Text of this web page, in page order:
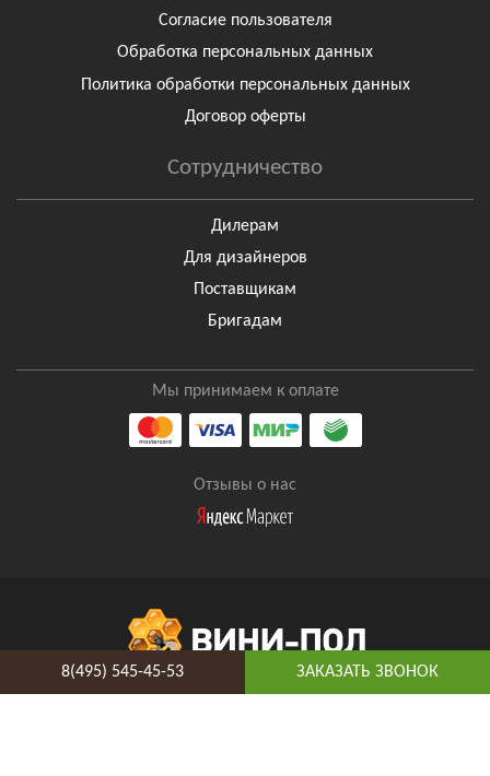
Согласие пользователя
Обработка персональных данных
Политика обработки персональных данных
Договор оферты
Сотрудничество
Дилерам
Для дизайнеров
Поставщикам
Бригадам
Мы принимаем к оплате
Отзывы о нас
8(495) 545-45-53 ЗАКАЗАТЬ ЗВОНОК